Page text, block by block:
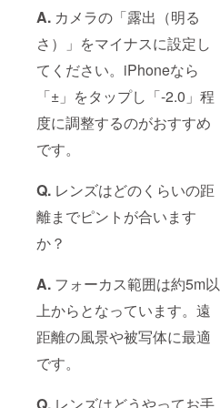
A. カメラの「露出（明る
さ）」をマイナスに設定し
てください。iPhoneなら
「±」をタップし「-2.0」程
度に調整するのがおすすめ
です。
Q. レンズはどのくらいの距
離までピントが合います
か？
A. フォーカス範囲は約5m以
上からとなっています。遠
距離の風景や被写体に最適
です。